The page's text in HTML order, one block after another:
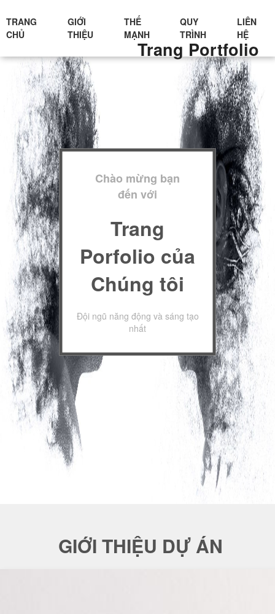
Trang Portfolio
TRANG
CHỦ
GIỚI
THIỆU
THẾ
MẠNH
QUY
TRÌNH
LIÊN
HỆ
Chào mừng bạn
đến với
Trang
Porfolio của
Chúng tôi
Đội ngũ năng động và sáng tạo
nhất
GIỚI THIỆU DỰ ÁN